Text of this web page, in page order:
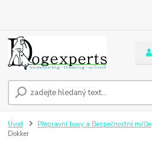
Úvod Přepravní boxy a Bezpečnostní mříže
Dokker